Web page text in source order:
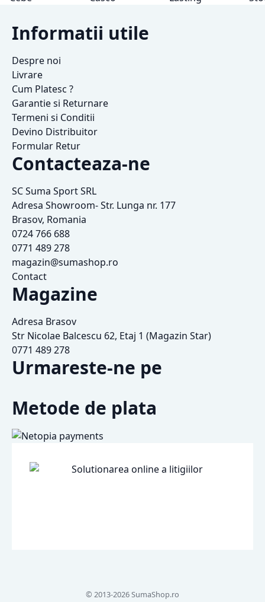
Informatii utile
Despre noi
Livrare
Cum Platesc ?
Garantie si Returnare
Termeni si Conditii
Devino Distribuitor
Formular Retur
Contacteaza-ne
SC Suma Sport SRL
Adresa Showroom- Str. Lunga nr. 177
Brasov, Romania
0724 766 688
0771 489 278
magazin@sumashop.ro
Contact
Magazine
Adresa Brasov
Str Nicolae Balcescu 62, Etaj 1 (Magazin Star)
0771 489 278
Urmareste-ne pe
Metode de plata
© 2013-2026 SumaShop.ro